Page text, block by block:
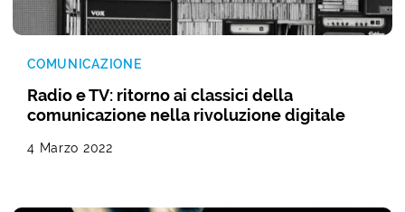
COMUNICAZIONE
Radio e TV: ritorno ai classici della
comunicazione nella rivoluzione digitale
4 Marzo 2022